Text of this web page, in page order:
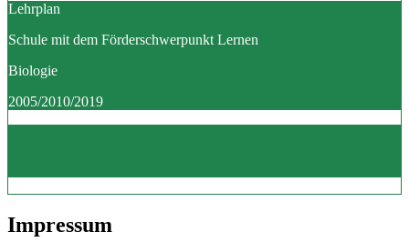
Lehrplan
Schule mit dem Förderschwerpunkt Lernen
Biologie
2005/2010/2019
Impressum